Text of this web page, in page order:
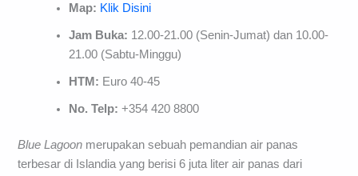
Map: Klik Disini
Jam Buka: 12.00-21.00 (Senin-Jumat) dan 10.00-
21.00 (Sabtu-Minggu)
HTM: Euro 40-45
No. Telp:+354 420 8800
Blue Lagoon merupakan sebuah pemandian air panas
terbesar di Islandia yang berisi 6 juta liter air panas dari